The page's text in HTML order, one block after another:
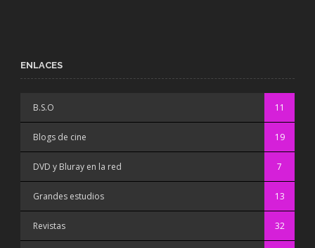
ENLACES
B.S.O 11
Blogs de cine 19
DVD y Bluray en la red 7
Grandes estudios 13
Revistas 32